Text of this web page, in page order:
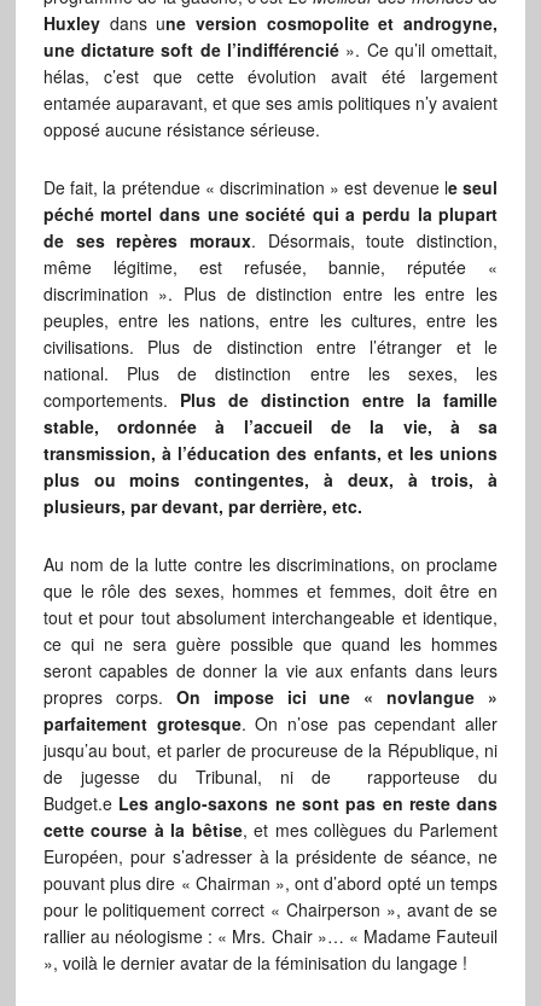
Huxleydans une version cosmopolite et androgyne,
une dictature soft de l’indifférencié ». Ce qu’il omettait,
hélas, c’est que cette évolution avait été largement
entamée auparavant, et que ses amis politiques n’y avaient
opposé aucune résistance sérieuse.
De fait, la prétendue « discrimination » est devenue le seul
péché mortel dans une société qui a perdu la plupart
de ses repères moraux. Désormais, toute distinction,
même légitime, est refusée, bannie, réputée «
discrimination ». Plus de distinction entre les entre les
peuples, entre les nations, entre les cultures, entre les
civilisations. Plus de distinction entre l’étranger et le
national. Plus de distinction entre les sexes, les
comportements. Plus de distinction entre la famille
stable, ordonnée à l’accueil de la vie, à sa
transmission, à l’éducation des enfants, et les unions
plus ou moins contingentes, à deux, à trois, à
plusieurs, par devant, par derrière, etc.
Au nom de la lutte contre les discriminations, on proclame
que le rôle des sexes, hommes et femmes, doit être en
tout et pour tout absolument interchangeable et identique,
ce qui ne sera guère possible que quand les hommes
seront capables de donner la vie aux enfants dans leurs
propres corps. On impose ici une « novlangue »
parfaitement grotesque. On n’ose pas cependant aller
jusqu’au bout, et parler de procureuse de la République, ni
de jugesse du Tribunal, ni de rapporteuse du
Budget.e Les anglo-saxons ne sont pas en reste dans
cette course à la bêtise, et mes collègues du Parlement
Européen, pour s’adresser à la présidente de séance, ne
pouvant plus dire « Chairman », ont d’abord opté un temps
pour le politiquement correct « Chairperson », avant de se
rallier au néologisme : « Mrs. Chair »… « Madame Fauteuil
», voilà le dernier avatar de la féminisation du langage !